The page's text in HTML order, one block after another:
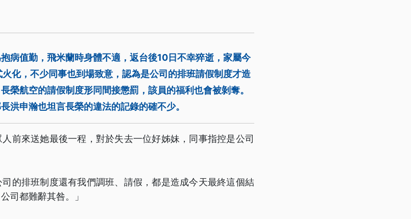
病值勤，飛米蘭時身體不適，返台後10日不幸猝逝，家屬今
火化，不少同事也到場致意，認為是公司的排班請假制度才造
榮航空的請假制度形同間接懲罰，該員的福利也會被剝奪。
洪申瀚也坦言長榮的違法的記錄的確不少。
前來送她最後一程，對於失去一位好姊妹，同事指控是公司
的排班制度還有我們調班、請假，都是造成今天最終這個結
司都難辭其咎。」